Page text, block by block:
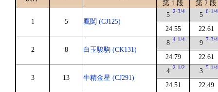
第 1 段
第 2 段
1 5 鷹闖 (CJ125)
5 2-3/4
24.55
5 6-1/4
22.61
2 8 白玉駿駒 (CK131)
8 4-1/4
24.79
9 7-3/4
22.61
3 13 牛精金星 (CJ291)
4 2-1/2
24.51
3 5-1/4
22.49